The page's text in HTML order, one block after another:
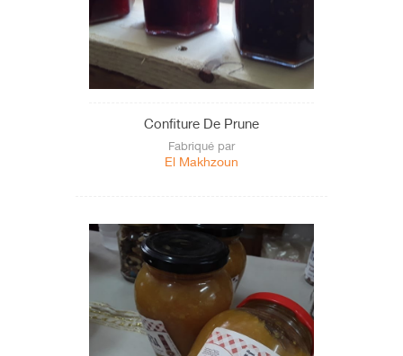
Confiture De Prune
Fabriqué par
El Makhzoun